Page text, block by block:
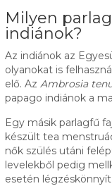
Milyen
indiánok?
Az indiánok az
olyanokat is
elő. Az Ambrosia
papago indiánok a
Egy másik parlagfű
készült tea
nők szülés utáni
levelekből pedig
esetén